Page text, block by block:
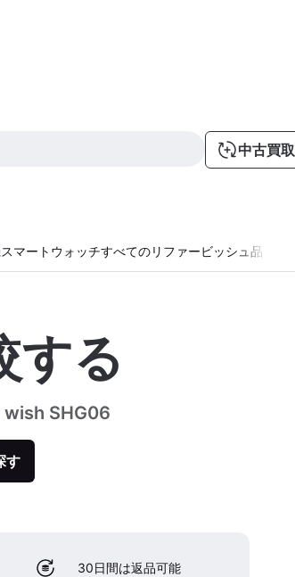
中古買取
スマートウォッチすべてのリファービッシュ品
する
SHG06
す
30日間は返品可能